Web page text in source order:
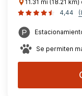
11.31 mi (18.21
4,44
Se permiten